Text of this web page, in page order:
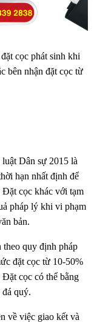
cọc phát sinh khi
bên nhận đặt cọc từ
Dân sự 2015 là
hạn nhất định để
Đặt cọc khác với tạm
pháp lý khi vi phạm
bản.
theo quy định pháp
đặt cọc từ 10-50%
cọc có thể bằng
quý.
về việc giao kết và